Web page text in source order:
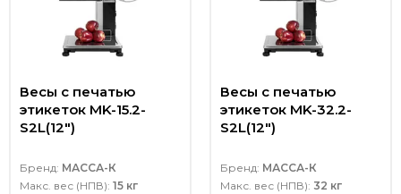
Весы с печатью
этикеток MK-15.2-
S2L(12")
Бренд: МАССА-К
Макс. вес (НПВ): 15 кг
Весы с печатью
этикеток MK-32.2-
S2L(12")
Бренд: МАССА-К
Макс. вес (НПВ): 32 кг